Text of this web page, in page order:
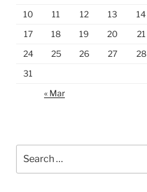
10
11 12 13 14
17
18 19 20 21
24
25 26 27 28
31
« Mar
for: